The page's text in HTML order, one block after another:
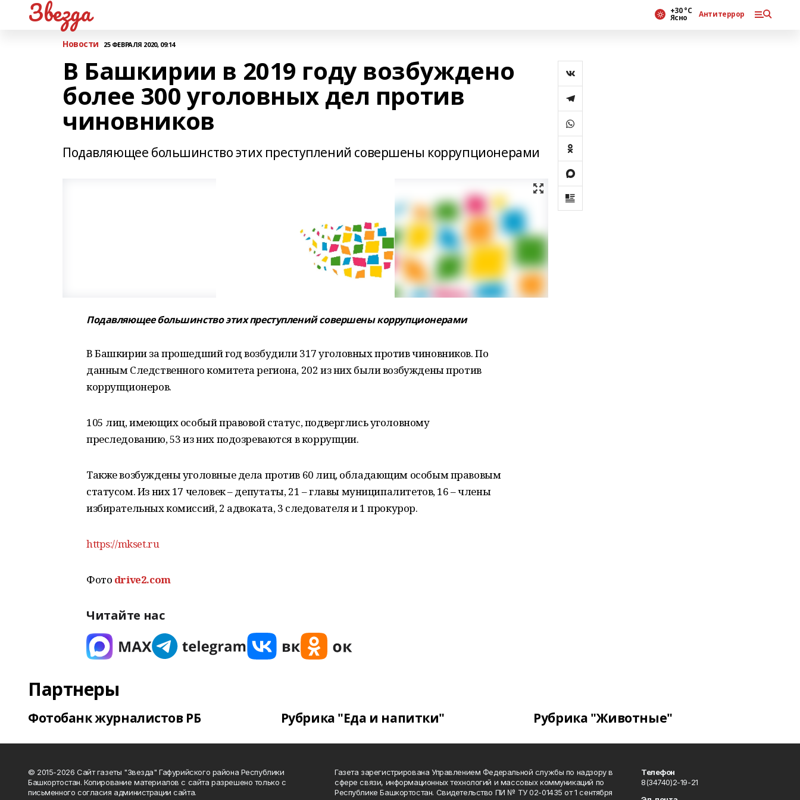
Звезда +30 °С
Ясно Антитеррор
Новости 25 ФЕВРАЛЯ 2020, 09:14
В Башкирии в 2019 году возбуждено
более 300 уголовных дел против
чиновников
Подавляющее большинство этих преступлений совершены коррупционерами
Подавляющее большинство этих преступлений совершены коррупционерами
В Башкирии за прошедший год возбудили 317 уголовных против чиновников. По
данным Следственного комитета региона, 202 из них были возбуждены против
коррупционеров.
105 лиц, имеющих особый правовой статус, подверглись уголовному
преследованию, 53 из них подозреваются в коррупции.
Также возбуждены уголовные дела против 60 лиц, обладающим особым правовым
статусом. Из них 17 человек – депутаты, 21 – главы муниципалитетов, 16 – члены
избирательных комиссий, 2 адвоката, 3 следователя и 1 прокурор.
https://mkset.ru
Фото drive2.com
Читайте нас
Партнеры
Фотобанк журналистов РБ Рубрика "Еда и напитки" Рубрика "Животные"
© 2015-2026 Сайт газеты "Звезда" Гафурийского района Республики
Башкортостан. Копирование материалов с сайта разрешено только с
письменного согласия администрации сайта.
Газета зарегистрирована Управлением Федеральной службы по надзору в
сфере связи, информационных технологий и массовых коммуникаций по
Республике Башкортостан. Свидетельство ПИ № ТУ 02-01435 от 1 сентября
Телефон
8(34740)2-19-21